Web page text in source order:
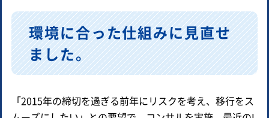
環境に合った仕組みに見直せ
ました。
「2015年の締切を過ぎる前年にリスクを考え、移行をス